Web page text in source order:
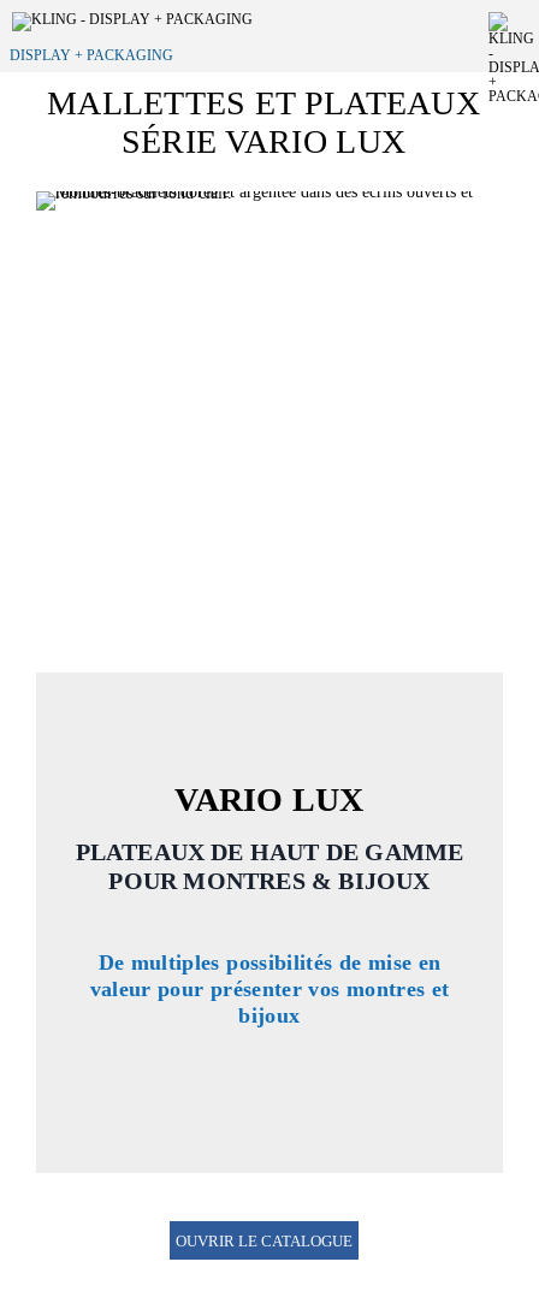
DISPLAY + PACKAGING
MALLETTES ET PLATEAUX
SÉRIE VARIO LUX
VARIO LUX
PLATEAUX DE HAUT DE GAMME
POUR MONTRES & BIJOUX
De multiples possibilités de mise en
valeur pour présenter vos montres et
bijoux
OUVRIR LE CATALOGUE